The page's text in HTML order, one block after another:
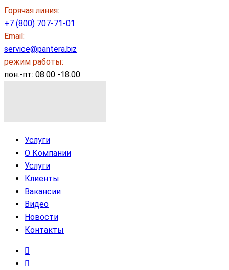
Горячая линия:
+7 (800) 707-71-01
Email:
service@pantera.biz
режим работы:
пон.-пт: 08.00 -18.00
Услуги
О Компании
Услуги
Клиенты
Вакансии
Видео
Новости
Контакты